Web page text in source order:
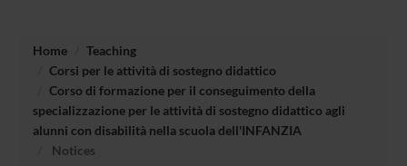
Home
Teaching
Corsi per le attività di sostegno didattico
Corso di formazione per il conseguimento della
specializzazione per le attività di sostegno didattico agli
alunni con disabilità nella scuola dell'INFANZIA
Notices